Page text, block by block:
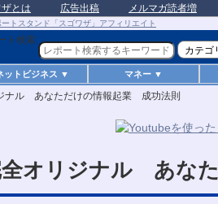
とは 広告出稿 メルマガ読者増
ットビジネス ▼ マネー ▼
ナル あなただけの情報起業 成功法則
オリジナル あな